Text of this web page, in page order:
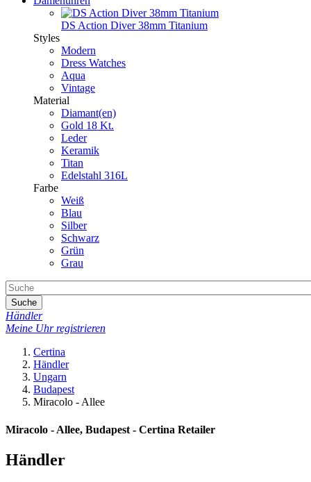
DS Action Diver 38mm Titanium
Styles
Modern
Dress Watches
Aqua
Vintage
Material
Diamant(en)
Gold 18 Kt.
Leder
Keramik
Titan
Edelstahl 316L
Farbe
Weiß
Blau
Silber
Schwarz
Grün
Grau
Suche
Händler
Meine Uhr registrieren
Certina
Händler
Ungarn
Budapest
Miracolo - Allee
Miracolo - Allee, Budapest - Certina Retailer
Händler